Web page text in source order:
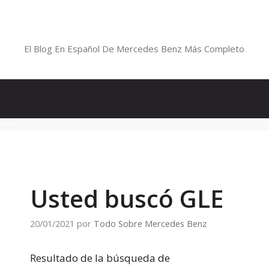
El Blog En Español De Mercedes Benz Más Completo
Usted buscó GLE
20/01/2021 por Todo Sobre Mercedes Benz
Resultado de la búsqueda de